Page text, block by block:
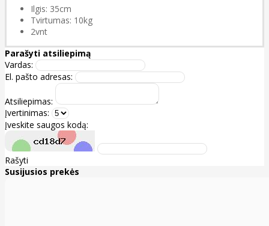
Ilgis: 35cm
Tvirtumas: 10kg
2vnt
Parašyti atsiliepimą
Vardas:
El. pašto adresas:
Atsiliepimas:
Įvertinimas:
Įveskite saugos kodą:
Rašyti
Susijusios prekės